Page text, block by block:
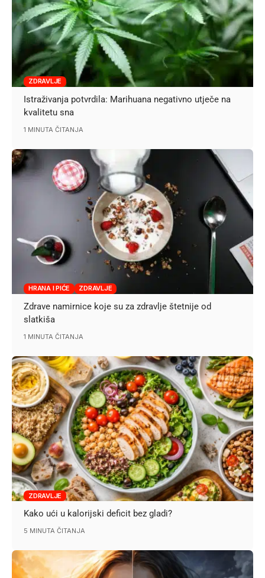
ZDRAVLJE
Istraživanja potvrdila: Marihuana negativno utječe na
kvalitetu sna
1 MINUTA ČITANJA
HRANA I PIĆE ZDRAVLJE
Zdrave namirnice koje su za zdravlje štetnije od
slatkiša
1 MINUTA ČITANJA
ZDRAVLJE
Kako ući u kalorijski deficit bez gladi?
5 MINUTA ČITANJA